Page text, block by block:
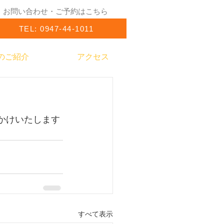
お問い合わせ・ご予約はこちら
TEL: 0947-44-1011
ご紹介 アクセス
すべて表示